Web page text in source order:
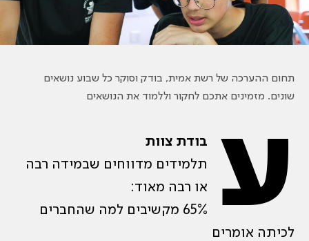
תחום ההערכה של רשת אמית, בודק וסוקר כל שבוע נושאים
שונים. מזמינים אתכם לחקור וללמוד את הנושאים
ע
בודת צוות
תלמידים מדווחים שבמידה רבה
או רבה מאוד:
65% מקשיבים למה שהחברים
לכיתה אומרים